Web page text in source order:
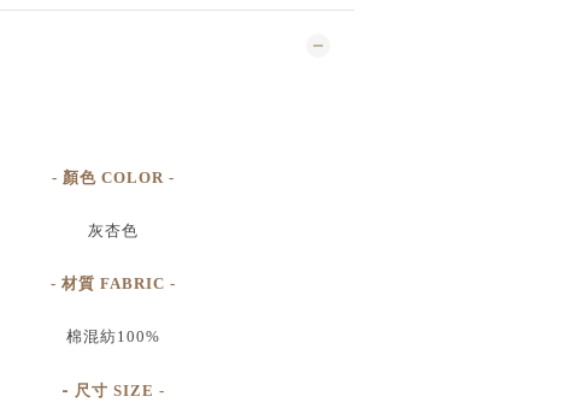
- 顏色 COLOR -
灰杏色
- 材質 FABRIC -
棉混紡100%
- 尺寸 SIZE -